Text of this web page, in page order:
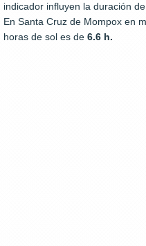
indicador influyen la duración
En Santa Cruz de Mompox en
horas de sol es de 6.6 h.